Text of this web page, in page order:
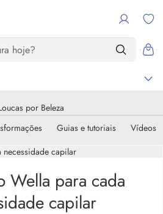
Guias e tutoriais Vídeos
Wella para cada
capilar